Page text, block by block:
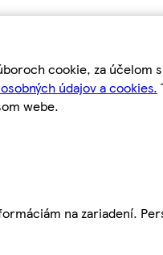
cookie, za účelom
údajov a cookies.
webe.
na zariadení.